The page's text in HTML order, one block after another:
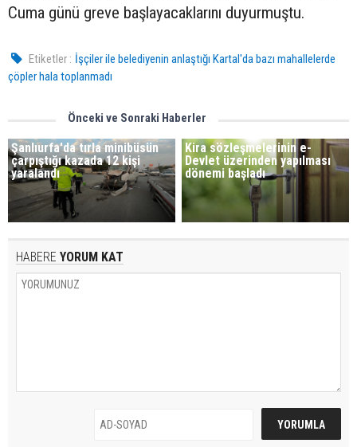
Cuma günü greve başlayacaklarını duyurmuştu.
Etiketler : İşçiler ile belediyenin anlaştığı Kartal'da bazı mahallelerde
çöpler hala toplanmadı
Önceki ve Sonraki Haberler
Şanlıurfa'da tırla minibüsün
çarpıştığı kazada 12 kişi
yaralandı
Kira sözleşmelerinin e-
Devlet üzerinden yapılması
dönemi başladı
HABERE YORUM KAT